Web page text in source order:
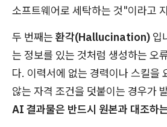
소프트웨어로 세탁하는 것"이라고
두 번째는 환각(Hallucination) 입
는 정보를 있는 것처럼 생성하는 오
다. 이력서에 없는 경력이나 스킬을
않는 자격 조건을 덧붙이는 경우가
AI 결과물은 반드시 원본과 대조하